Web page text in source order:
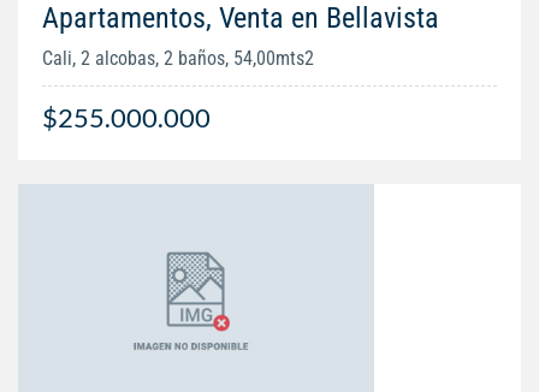
Apartamentos, Venta en Bellavista
Cali, 2 alcobas, 2 baños, 54,00mts2
$255.000.000